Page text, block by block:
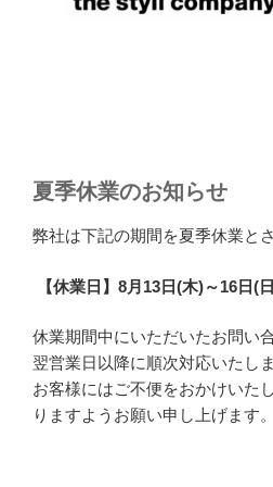
夏季休業のお知らせ
弊社は下記の期間を夏季休業と
【休業日】8月13日(木)～16日(
休業期間中にいただいたお問い
翌営業日以降に順次対応いたしま
お客様にはご不便をおかけいた
りますようお願い申し上げます。